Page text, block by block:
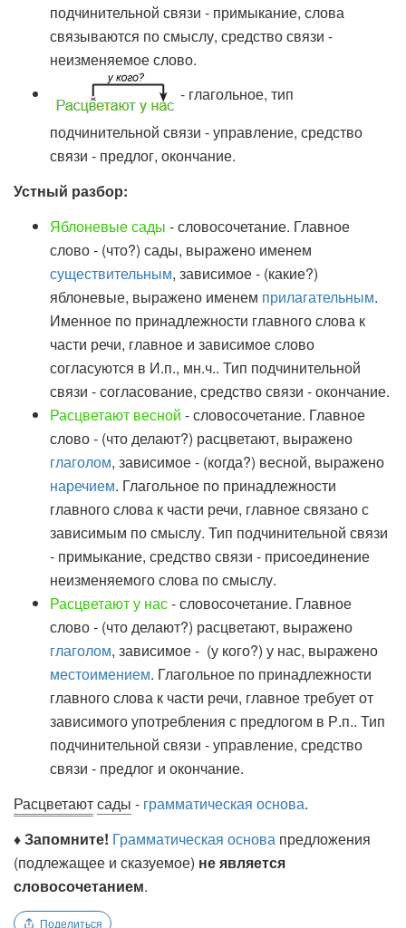
подчинительной связи - примыкание, слова
связываются по смыслу, средство связи -
неизменяемое слово.
- глагольное, тип
подчинительной связи - управление, средство
связи - предлог, окончание.
Устный разбор:
Яблоневые сады - словосочетание. Главное
слово - (что?) сады, выражено именем
существительным, зависимое - (какие?)
яблоневые, выражено именем прилагательным.
Именное по принадлежности главного слова к
части речи, главное и зависимое слово
согласуются в И.п., мн.ч.. Тип подчинительной
связи - согласование, средство связи - окончание.
Расцветают весной - словосочетание. Главное
слово - (что делают?) расцветают, выражено
глаголом, зависимое - (когда?) весной, выражено
наречием. Глагольное по принадлежности
главного слова к части речи, главное связано с
зависимым по смыслу. Тип подчинительной связи
- примыкание, средство связи - присоединение
неизменяемого слова по смыслу.
Расцветают у нас- словосочетание. Главное
слово - (что делают?) расцветают, выражено
глаголом, зависимое - (у кого?) у нас, выражено
местоимением. Глагольное по принадлежности
главного слова к части речи, главное требует от
зависимого употребления с предлогом в Р.п.. Тип
подчинительной связи - управление, средство
связи - предлог и окончание.
Расцветаютсады - грамматическая основа.
♦ Запомните! Грамматическая основа предложения
(подлежащее и сказуемое) не является
словосочетанием.
Поделиться